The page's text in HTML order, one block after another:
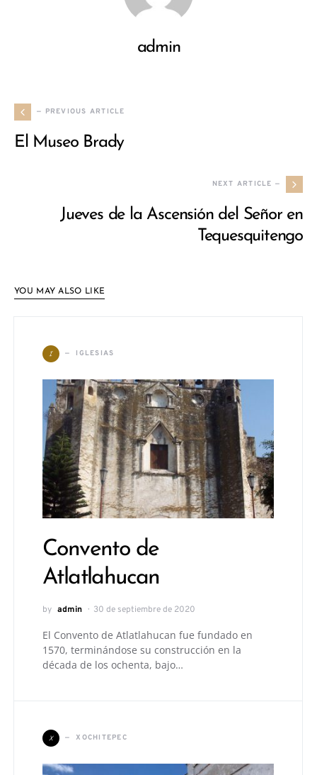
admin
— PREVIOUS ARTICLE
El Museo Brady
NEXT ARTICLE —
Jueves de la Ascensión del Señor en
Tequesquitengo
YOU MAY ALSO LIKE
I IGLESIAS
Convento de
Atlatlahucan
by admin 30 de septiembre de 2020
El Convento de Atlatlahucan fue fundado en
1570, terminándose su construcción en la
década de los ochenta, bajo…
X XOCHITEPEC